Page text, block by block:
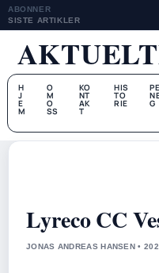
ABONNER
SISTE ARTIKLER
H
J
E
M
O
M
O
SS
KO
NT
AK
T
HIS
TO
RIE G
Lyreco CC
JONAS ANDREAS HANSEN •